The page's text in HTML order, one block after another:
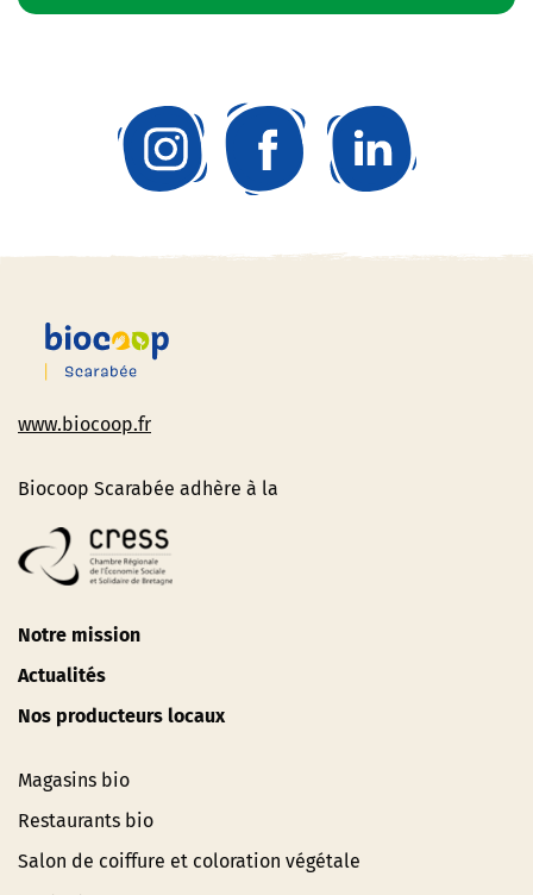
www.biocoop.fr
Biocoop Scarabée adhère à la
Notre mission
Actualités
Nos producteurs locaux
Magasins bio
Restaurants bio
Salon de coiffure et coloration végétale